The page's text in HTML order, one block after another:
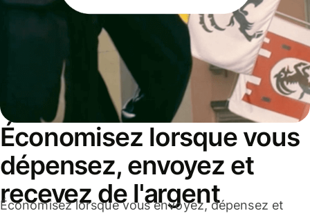
Économisez lorsque vous
dépensez, envoyez et
recevez de l'argent
Économisez lorsque vous envoyez, dépensez et